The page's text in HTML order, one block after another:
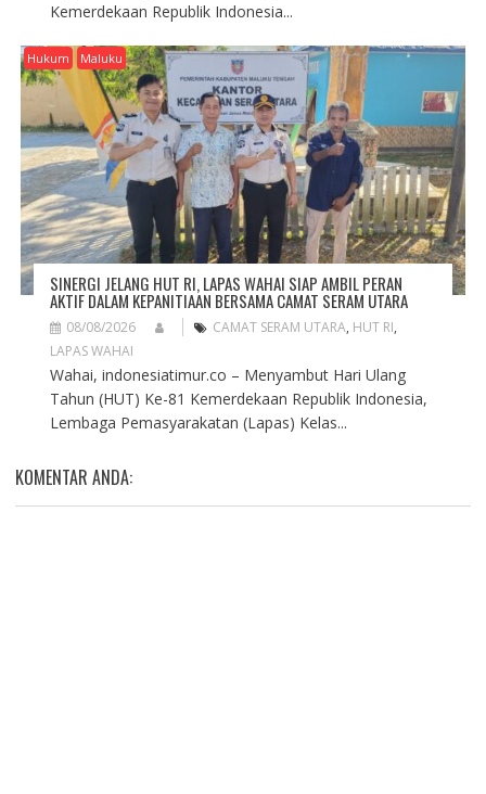
Kemerdekaan Republik Indonesia...
Hukum Maluku
SINERGI JELANG HUT RI, LAPAS WAHAI SIAP AMBIL PERAN
AKTIF DALAM KEPANITIAAN BERSAMA CAMAT SERAM UTARA
08/08/2026 CAMAT SERAM UTARA, HUT RI,
LAPAS WAHAI
Wahai, indonesiatimur.co – Menyambut Hari Ulang
Tahun (HUT) Ke-81 Kemerdekaan Republik Indonesia,
Lembaga Pemasyarakatan (Lapas) Kelas...
KOMENTAR ANDA: